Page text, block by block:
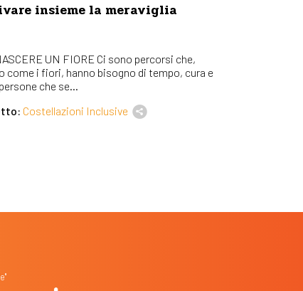
insieme la meraviglia
UN FIORE Ci sono percorsi che,
come i fiori, hanno bisogno di tempo, cura e
che se...
Costellazioni Inclusive